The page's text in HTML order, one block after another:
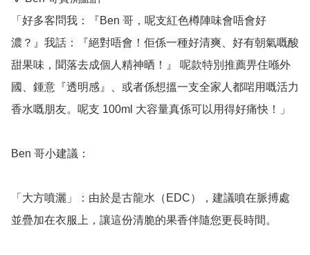
「好多客問我：『Ben 哥，呢支紅色樽陣味會唔會好
濃？』我話：『絕對唔會！佢係一種好清爽、好有朝氣嘅酸
甜果味，聞落去成個人精神晒！』 呢款特別推薦畀住喺外
國、鍾意『透明感』、或者係想搵一支全家人都啱用嘅活力
香水嘅朋友。呢支 100ml 大容量真係可以用得好痛快！」
Ben 哥小建議：
「大方噴灑」：由於是古龍水（EDC），建議噴在脈搏處
並疊加在衣服上，讓這份清脆的果香伴隨您更長時間。